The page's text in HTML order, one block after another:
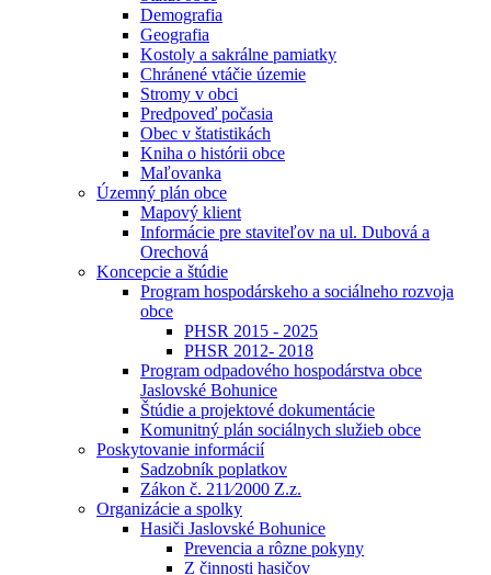
Demografia
Geografia
Kostoly a sakrálne pamiatky
Chránené vtáčie územie
Stromy v obci
Predpoveď počasia
Obec v štatistikách
Kniha o histórii obce
Maľovanka
Územný plán obce
Mapový klient
Informácie pre staviteľov na ul. Dubová a
Orechová
Koncepcie a štúdie
Program hospodárskeho a sociálneho rozvoja
obce
PHSR 2015 - 2025
PHSR 2012- 2018
Program odpadového hospodárstva obce
Jaslovské Bohunice
Štúdie a projektové dokumentácie
Komunitný plán sociálnych služieb obce
Poskytovanie informácií
Sadzobník poplatkov
Zákon č. 211⁄2000 Z.z.
Organizácie a spolky
Hasiči Jaslovské Bohunice
Prevencia a rôzne pokyny
Z činnosti hasičov